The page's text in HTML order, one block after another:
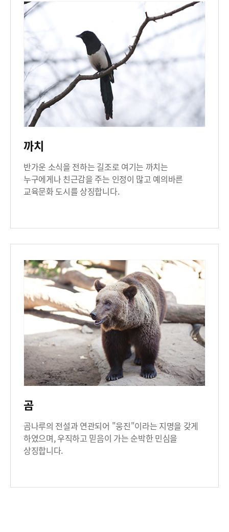
까치
반가운 소식을 전하는 길조로 여기는 까치는
누구에게나 친근감을 주는 인정이 많고 예의바른
교육문화 도시를 상징합니다.
곰
곰나루의 전설과 연관되어 "웅진"이라는 지명을 갖게
하였으며, 우직하고 믿음이 가는 순박한 민심을
상징합니다.